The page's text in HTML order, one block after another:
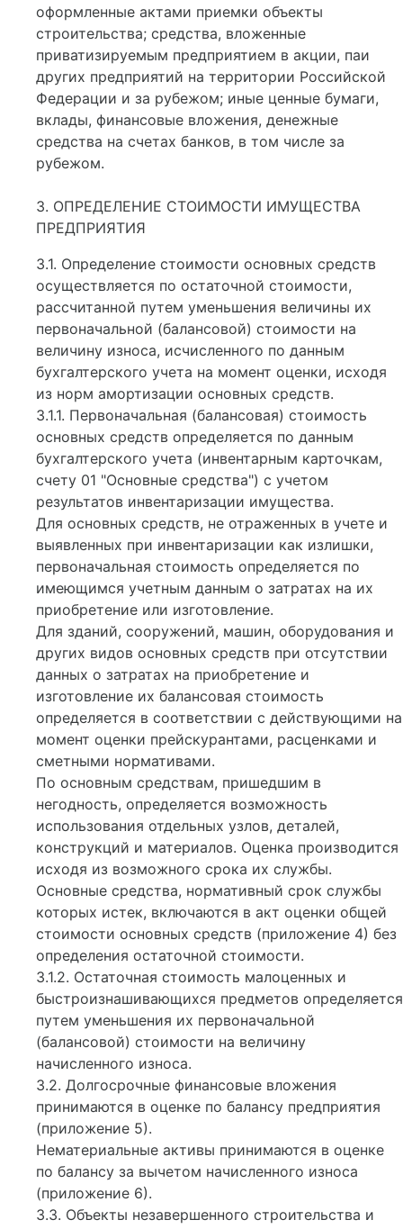
оформленные актами приемки объекты
строительства; средства, вложенные
приватизируемым предприятием в акции, паи
других предприятий на территории Российской
Федерации и за рубежом; иные ценные бумаги,
вклады, финансовые вложения, денежные
средства на счетах банков, в том числе за
рубежом.
3. ОПРЕДЕЛЕНИЕ СТОИМОСТИ ИМУЩЕСТВА
ПРЕДПРИЯТИЯ
3.1. Определение стоимости основных средств
осуществляется по остаточной стоимости,
рассчитанной путем уменьшения величины их
первоначальной (балансовой) стоимости на
величину износа, исчисленного по данным
бухгалтерского учета на момент оценки, исходя
из норм амортизации основных средств.
3.1.1. Первоначальная (балансовая) стоимость
основных средств определяется по данным
бухгалтерского учета (инвентарным карточкам,
счету 01 "Основные средства") с учетом
результатов инвентаризации имущества.
Для основных средств, не отраженных в учете и
выявленных при инвентаризации как излишки,
первоначальная стоимость определяется по
имеющимся учетным данным о затратах на их
приобретение или изготовление.
Для зданий, сооружений, машин, оборудования и
других видов основных средств при отсутствии
данных о затратах на приобретение и
изготовление их балансовая стоимость
определяется в соответствии с действующими на
момент оценки прейскурантами, расценками и
сметными нормативами.
По основным средствам, пришедшим в
негодность, определяется возможность
использования отдельных узлов, деталей,
конструкций и материалов. Оценка производится
исходя из возможного срока их службы.
Основные средства, нормативный срок службы
которых истек, включаются в акт оценки общей
стоимости основных средств (приложение 4) без
определения остаточной стоимости.
3.1.2. Остаточная стоимость малоценных и
быстроизнашивающихся предметов определяется
путем уменьшения их первоначальной
(балансовой) стоимости на величину
начисленного износа.
3.2. Долгосрочные финансовые вложения
принимаются в оценке по балансу предприятия
(приложение 5).
Нематериальные активы принимаются в оценке
по балансу за вычетом начисленного износа
(приложение 6).
3.3. Объекты незавершенного строительства и